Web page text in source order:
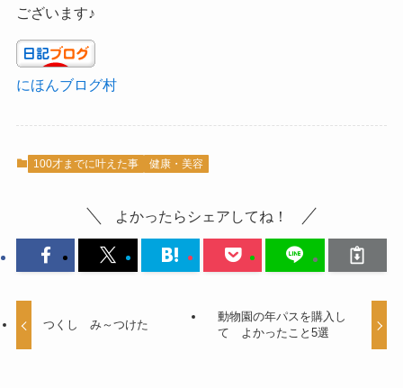
ございます♪
にほんブログ村
100才までに叶えた事 健康・美容
よかったらシェアしてね！
つくし み～つけた
動物園の年パスを購入し
て よかったこと5選